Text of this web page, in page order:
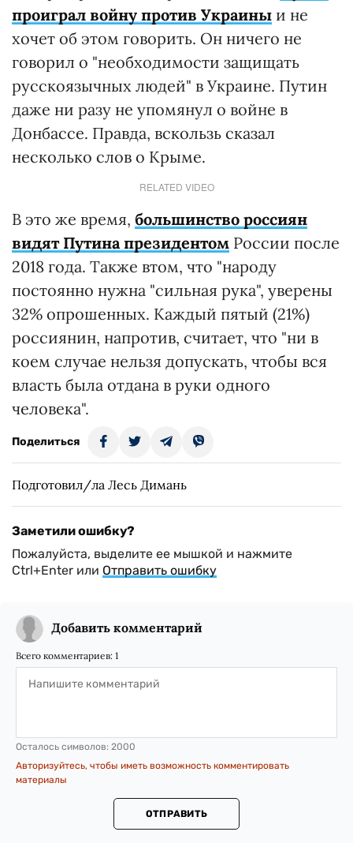
проиграл войну против Украины и не
хочет об этом говорить. Он ничего не
говорил о "необходимости защищать
русскоязычных людей" в Украине. Путин
даже ни разу не упомянул о войне в
Донбассе. Правда, вскользь сказал
несколько слов о Крыме.
RELATED VIDEO
В это же время, большинство россиян
видят Путина президентом России после
2018 года. Также втом, что "народу
постоянно нужна "сильная рука", уверены
32% опрошенных. Каждый пятый (21%)
россиянин, напротив, считает, что "ни в
коем случае нельзя допускать, чтобы вся
власть была отдана в руки одного
человека".
Поделиться
Подготовил/ла Лесь Димань
Заметили ошибку?
Пожалуйста, выделите ее мышкой и нажмите
Ctrl+Enter или Отправить ошибку
Добавить комментарий
Всего комментариев: 1
Осталось символов: 2000
Авторизуйтесь, чтобы иметь возможность комментировать
материалы
ОТПРАВИТЬ